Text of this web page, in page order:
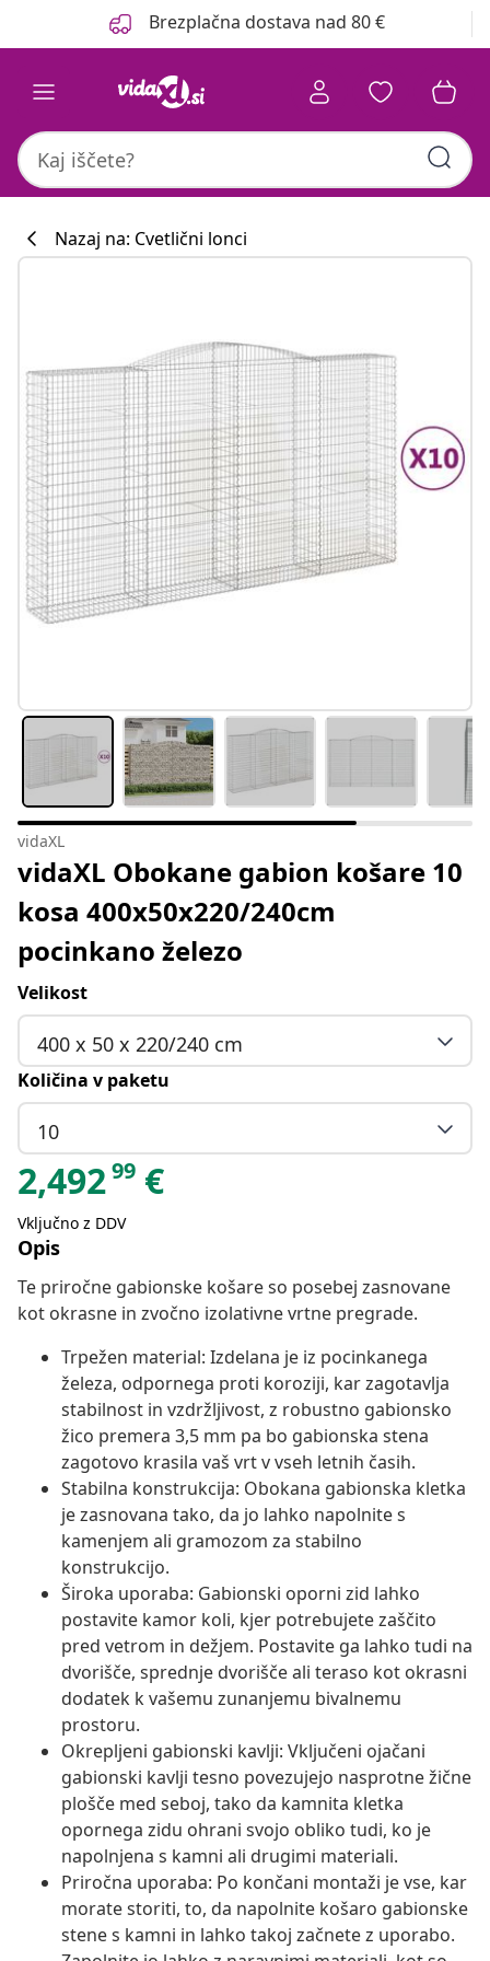
Brezplačna dostava nad 80 €
Nazaj na: Cvetlični lonci
vidaXL
vidaXL Obokane gabion košare 10
kosa 400x50x220/240cm
pocinkano železo
Velikost
400 x 50 x 220/240 cm
Količina v paketu
10
2,49299 €
Vključno z DDV
Opis
Te priročne gabionske košare so posebej zasnovane
kot okrasne in zvočno izolativne vrtne pregrade.
Trpežen material: Izdelana je iz pocinkanega
železa, odpornega proti koroziji, kar zagotavlja
stabilnost in vzdržljivost, z robustno gabionsko
žico premera 3,5 mm pa bo gabionska stena
zagotovo krasila vaš vrt v vseh letnih časih.
Stabilna konstrukcija: Obokana gabionska kletka
je zasnovana tako, da jo lahko napolnite s
kamenjem ali gramozom za stabilno
konstrukcijo.
Široka uporaba: Gabionski oporni zid lahko
postavite kamor koli, kjer potrebujete zaščito
pred vetrom in dežjem. Postavite ga lahko tudi na
dvorišče, sprednje dvorišče ali teraso kot okrasni
dodatek k vašemu zunanjemu bivalnemu
prostoru.
Okrepljeni gabionski kavlji: Vključeni ojačani
gabionski kavlji tesno povezujejo nasprotne žične
plošče med seboj, tako da kamnita kletka
opornega zidu ohrani svojo obliko tudi, ko je
napolnjena s kamni ali drugimi materiali.
Priročna uporaba: Po končani montaži je vse, kar
morate storiti, to, da napolnite košaro gabionske
stene s kamni in lahko takoj začnete z uporabo.